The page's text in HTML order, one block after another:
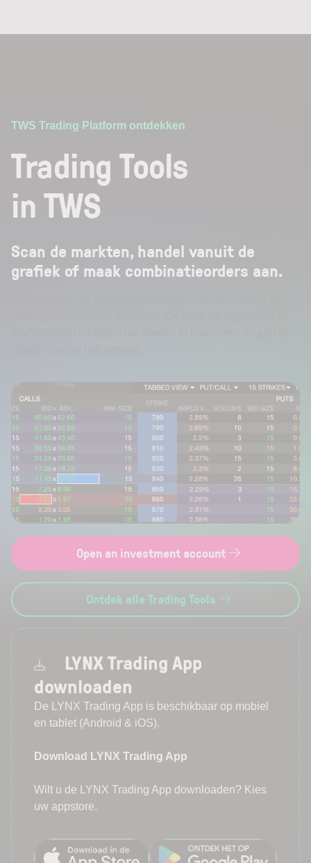
TWS Trading Platform ontdekken
Trading Tools
in TWS
Scan de markten, handel vanuit de
grafiek of maak combinatieorders aan.
Open an investment account
Ontdek alle Trading Tools
LYNX Trading App
downloaden
De LYNX Trading App is beschikbaar op mobiel
en tablet (Android & iOS).
Download LYNX Trading App
Wilt u de LYNX Trading App downloaden? Kies
uw appstore.